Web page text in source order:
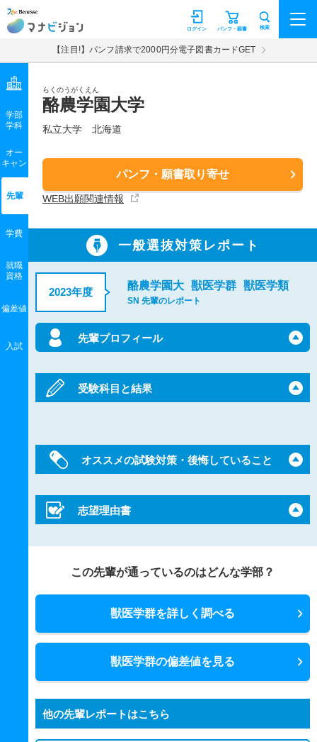
マナビジョン パンフ・願書
ログイン 検索
【注目!】パンフ請求で2000円分電子図書カードGET
らくのうがくえん
酪農学園大学
私立大学 北海道
パンフ・願書取り寄せ
WEB出願関連情報
学部
学科
オー
キャン
先輩
学費
就職
資格
偏差値
入試
一般選抜対策レポート
2023年度
酪農学園大 獣医学群 獣医学類
SN 先輩のレポート
先輩プロフィール
受験科目と結果
オススメの試験対策・後悔していること
志望理由書
この先輩が通っているのはどんな学部？
獣医学群を詳しく調べる
獣医学群の偏差値を見る
他の先輩レポートはこちら